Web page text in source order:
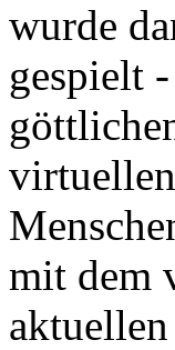
wurde
gespielt
mit dem